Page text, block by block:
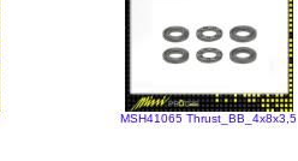
MSH41065 Thrust_BB_4x8x3,5